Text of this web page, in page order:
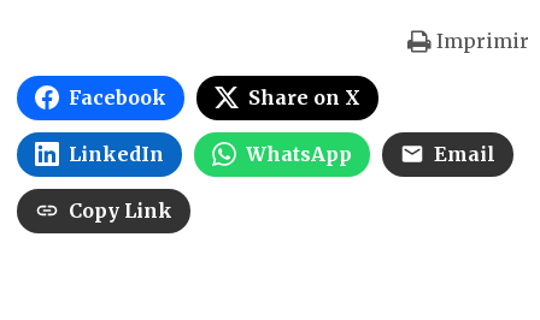
Imprimir
Facebook Share on X
LinkedIn WhatsApp Email
Copy Link